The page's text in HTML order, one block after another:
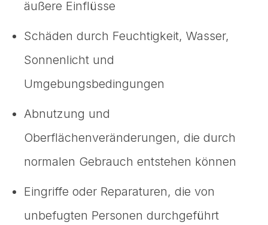
äußere Einflüsse
Schäden durch Feuchtigkeit, Wasser,
Sonnenlicht und
Umgebungsbedingungen
Abnutzung und
Oberflächenveränderungen, die durch
normalen Gebrauch entstehen können
Eingriffe oder Reparaturen, die von
unbefugten Personen durchgeführt